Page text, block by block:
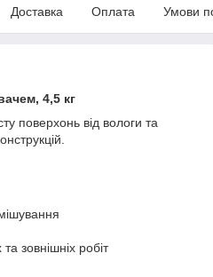
Доставка Оплата Умови
4,5 кг
поверхонь від вологи та
зовнішніх робіт